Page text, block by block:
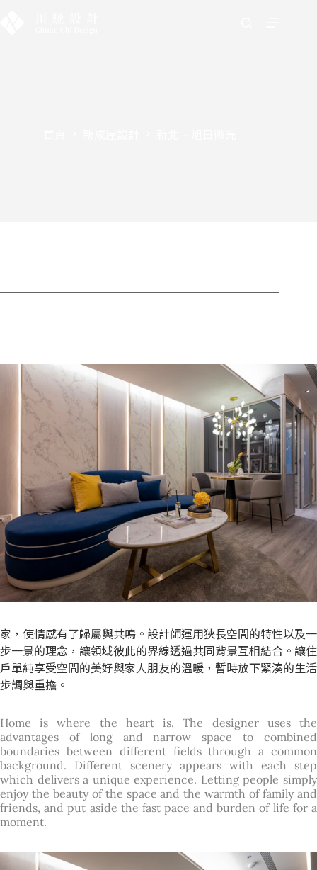
家，使情感有了歸屬與共鳴。設計師運用狹長空間的特性以及一
步一景的理念，讓領域彼此的界線透過共同背景互相結合。讓住
戶單純享受空間的美好與家人朋友的溫暖，暫時放下緊湊的生活
步調與重擔。
Home is where the heart is. The designer uses the
advantages of long and narrow space to combined
boundaries between different fields through a common
background. Different scenery appears with each step
which delivers a unique experience. Letting people simply
enjoy the beauty of the space and the warmth of family and
friends, and put aside the fast pace and burden of life for a
moment.